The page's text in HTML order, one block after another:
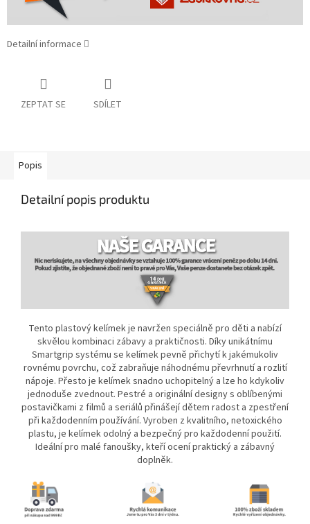
Detailní informace
ZEPTAT SE SDÍLET
Popis
Detailní popis produktu
Tento plastový kelímek je navržen speciálně pro děti a nabízí
skvělou kombinaci zábavy a praktičnosti. Díky unikátnímu
Smartgrip systému se kelímek pevně přichytí k jakémukoliv
rovnému povrchu, což zabraňuje náhodnému převrhnutí a rozlití
nápoje. Přesto je kelímek snadno uchopitelný a lze ho kdykoliv
jednoduše zvednout. Pestré a originální designy s oblíbenými
postavičkami z filmů a seriálů přinášejí dětem radost a zpestření
při každodenním používání. Vyroben z kvalitního, netoxického
plastu, je kelímek odolný a bezpečný pro každodenní použití.
Ideální pro malé fanoušky, kteří ocení praktický a zábavný
doplněk.